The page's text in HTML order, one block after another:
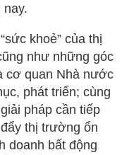
khoẻ” của thị
như những góc
cơ quan Nhà nước
phát triển; cùng
pháp cần tiếp
thị trường ổn
doanh bất động